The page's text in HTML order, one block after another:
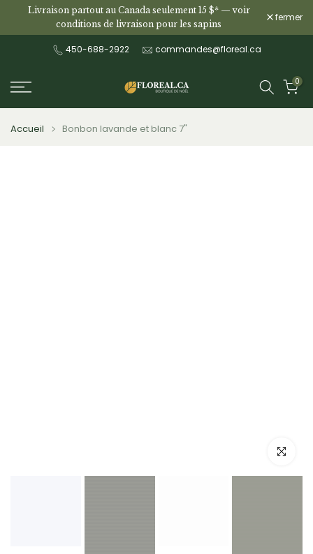
AllerLivraison partout au Canada seulement 15 $* —voir
conditions de livraison pour les sapins
fermer
450-688-2922 commandes@floreal.ca
0
Accueil Bonbon lavande et blanc 7"
Cliquez